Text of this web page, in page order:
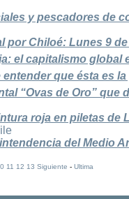
y pescadores de
por Chiloé: Lunes 9
el capitalismo global
que ésta es
“Ovas de Oro” que
roja en piletas de
del Medio
11 12 13 Siguiente -Ultima